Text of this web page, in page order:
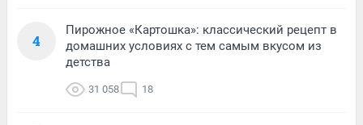
4
Пирожное «Картошка»: классический рецепт в
домашних условиях с тем самым вкусом из
детства
31 058 18